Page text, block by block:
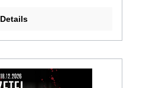
Details